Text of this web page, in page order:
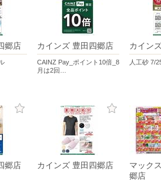
郷店 カインズ 豊田四郷店
CAINZ Pay_ポイント10倍_8
月は2回…
カイン
人工砂 7/
郷店 カインズ 豊田四郷店
マック
郷店